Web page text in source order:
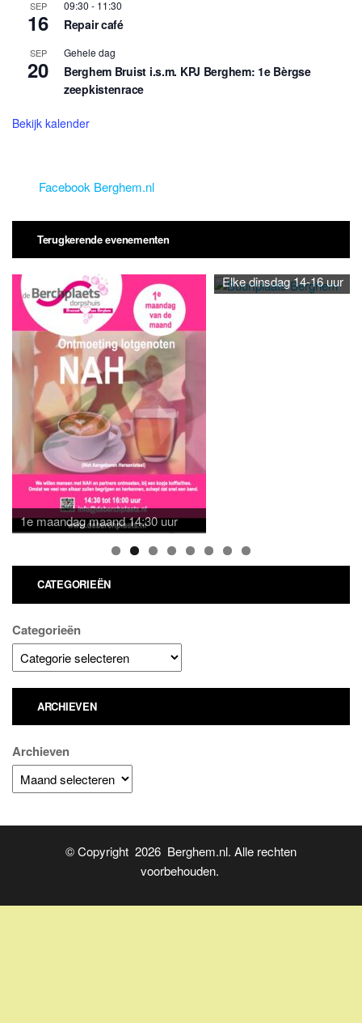
SEP
16
09:30 - 11:30
Repair café
SEP
20
Gehele dag
Berghem Bruist i.s.m. KPJ Berghem: 1e Bèrgse
zeepkistenrace
Bekijk kalender
Facebook Berghem.nl
Terugkerende evenementen
1e maandag maand 14:30 uur
Elke dinsdag 14-16 uur
CATEGORIEËN
Categorieën
ARCHIEVEN
Archieven
© Copyright 2026 Berghem.nl. Alle rechten
voorbehouden.